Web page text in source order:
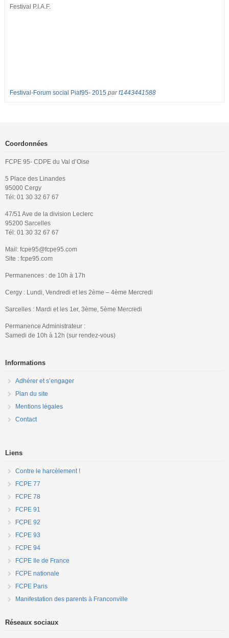
Festival P.I.A.F.
Festival-Forum social Piaf95- 2015 parf1443441588
Coordonnées
FCPE 95- CDPE du Val d’Oise
5 Place des Linandes
95000 Cergy
Tél: 01 30 32 67 67
47/51 Ave de la division Leclerc
95200 Sarcelles
Tél: 01 30 32 67 67
Mail: fcpe95@fcpe95.com
Site : fcpe95.com
Permanences : de 10h à 17h
Cergy : Lundi, Vendredi et les 2ème – 4ème Mercredi
Sarcelles : Mardi et les 1er, 3ème, 5ème Mercredi
Permanence Administrateur :
Samedi de 10h à 12h (sur rendez-vous)
Informations
Adhérer et s’engager
Plan du site
Mentions légales
Contact
Liens
Contre le harcèlement !
FCPE 77
FCPE 78
FCPE 91
FCPE 92
FCPE 93
FCPE 94
FCPE Ile de France
FCPE nationale
FCPE Paris
Manifestation des parents à Franconville
Réseaux sociaux